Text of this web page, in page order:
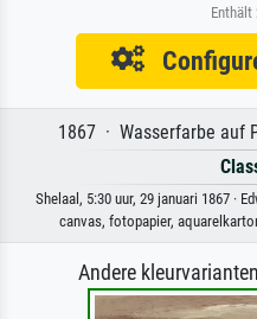
Enthält
1867 · Wasserfarbe auf
Shelaal, 5:30 uur, 29 januari 1867 ·
canvas, fotopapier,
Andere